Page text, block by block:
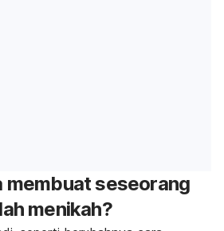
membuat seseorang
menikah?